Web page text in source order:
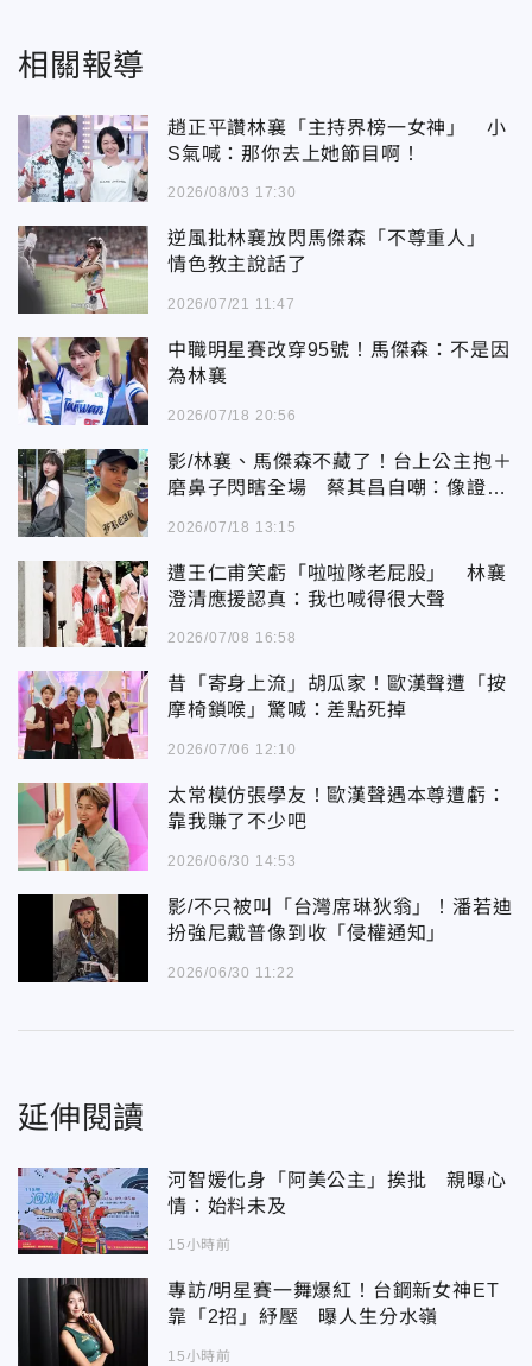
相關報導
趙正平讚林襄「主持界榜一女神」 小
S氣喊：那你去上她節目啊！
2026/08/03 17:30
逆風批林襄放閃馬傑森「不尊重人」
情色教主說話了
2026/07/21 11:47
中職明星賽改穿95號！馬傑森：不是因
為林襄
2026/07/18 20:56
影/林襄、馬傑森不藏了！台上公主抱＋
磨鼻子閃瞎全場 蔡其昌自嘲：像證婚
2026/07/18 13:15
遭王仁甫笑虧「啦啦隊老屁股」 林襄
澄清應援認真：我也喊得很大聲
2026/07/08 16:58
昔「寄身上流」胡瓜家！歐漢聲遭「按
摩椅鎖喉」驚喊：差點死掉
2026/07/06 12:10
太常模仿張學友！歐漢聲遇本尊遭虧：
靠我賺了不少吧
2026/06/30 14:53
影/不只被叫「台灣席琳狄翁」！潘若迪
扮強尼戴普像到收「侵權通知」
2026/06/30 11:22
延伸閱讀
河智媛化身「阿美公主」挨批 親曝心
情：始料未及
15小時前
專訪/明星賽一舞爆紅！台鋼新女神ET
靠「2招」紓壓 曝人生分水嶺
15小時前